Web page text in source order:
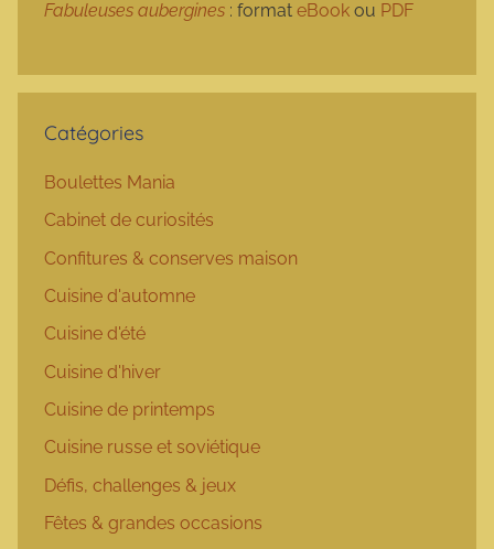
Fabuleuses aubergines : format eBook ou PDF
Catégories
Boulettes Mania
Cabinet de curiosités
Confitures & conserves maison
Cuisine d'automne
Cuisine d'été
Cuisine d'hiver
Cuisine de printemps
Cuisine russe et soviétique
Défis, challenges & jeux
Fêtes & grandes occasions